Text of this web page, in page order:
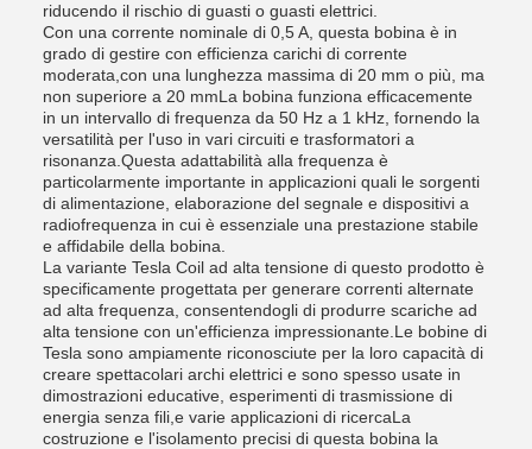
riducendo il rischio di guasti o guasti elettrici.
Con una corrente nominale di 0,5 A, questa bobina è in
grado di gestire con efficienza carichi di corrente
moderata,con una lunghezza massima di 20 mm o più, ma
non superiore a 20 mmLa bobina funziona efficacemente
in un intervallo di frequenza da 50 Hz a 1 kHz, fornendo la
versatilità per l'uso in vari circuiti e trasformatori a
risonanza.Questa adattabilità alla frequenza è
particolarmente importante in applicazioni quali le sorgenti
di alimentazione, elaborazione del segnale e dispositivi a
radiofrequenza in cui è essenziale una prestazione stabile
e affidabile della bobina.
La variante Tesla Coil ad alta tensione di questo prodotto è
specificamente progettata per generare correnti alternate
ad alta frequenza, consentendogli di produrre scariche ad
alta tensione con un'efficienza impressionante.Le bobine di
Tesla sono ampiamente riconosciute per la loro capacità di
creare spettacolari archi elettrici e sono spesso usate in
dimostrazioni educative, esperimenti di trasmissione di
energia senza fili,e varie applicazioni di ricercaLa
costruzione e l'isolamento precisi di questa bobina la